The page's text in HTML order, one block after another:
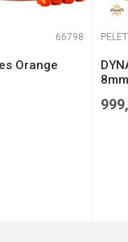
66798
Orange
PELETI